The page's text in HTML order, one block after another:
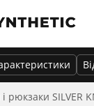
рюкзаки SILVER